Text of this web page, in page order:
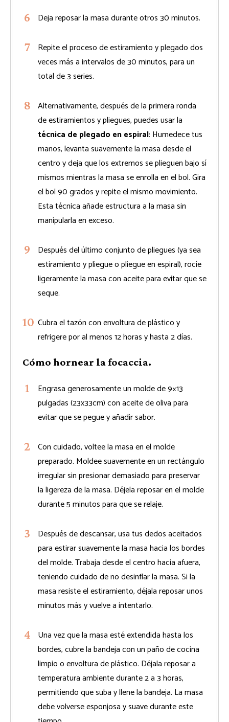
Deja reposar la masa durante otros 30 minutos.
Repite el proceso de estiramiento y plegado dos
veces más a intervalos de 30 minutos, para un
total de 3 series.
Alternativamente, después de la primera ronda
de estiramientos y pliegues, puedes usar la
técnica de plegado en espiral: Humedece tus
manos, levanta suavemente la masa desde el
centro y deja que los extremos se plieguen bajo sí
mismos mientras la masa se enrolla en el bol. Gira
el bol 90 grados y repite el mismo movimiento.
Esta técnica añade estructura a la masa sin
manipularla en exceso.
Después del último conjunto de pliegues (ya sea
estiramiento y pliegue o pliegue en espiral), rocíe
ligeramente la masa con aceite para evitar que se
seque.
Cubra el tazón con envoltura de plástico y
refrigere por al menos 12 horas y hasta 2 días.
Cómo hornear la focaccia.
Engrasa generosamente un molde de 9×13
pulgadas (23x33cm) con aceite de oliva para
evitar que se pegue y añadir sabor.
Con cuidado, voltee la masa en el molde
preparado. Moldee suavemente en un rectángulo
irregular sin presionar demasiado para preservar
la ligereza de la masa. Déjela reposar en el molde
durante 5 minutos para que se relaje.
Después de descansar, usa tus dedos aceitados
para estirar suavemente la masa hacia los bordes
del molde. Trabaja desde el centro hacia afuera,
teniendo cuidado de no desinflar la masa. Si la
masa resiste el estiramiento, déjala reposar unos
minutos más y vuelve a intentarlo.
Una vez que la masa esté extendida hasta los
bordes, cubre la bandeja con un paño de cocina
limpio o envoltura de plástico. Déjala reposar a
temperatura ambiente durante 2 a 3 horas,
permitiendo que suba y llene la bandeja. La masa
debe volverse esponjosa y suave durante este